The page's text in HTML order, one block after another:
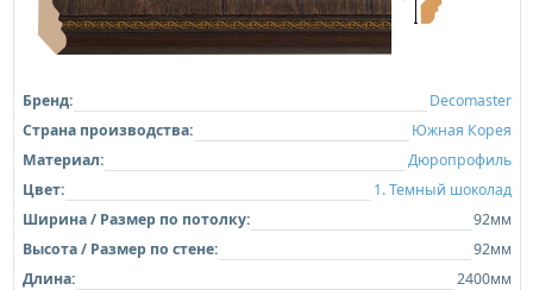
Бренд:
Decomaster
Страна производства:
Южная Корея
Материал:
Дюропрофиль
Цвет:
1. Темный шоколад
Ширина / Размер по потолку:
92мм
Высота / Размер по стене:
92мм
Длина:
2400мм